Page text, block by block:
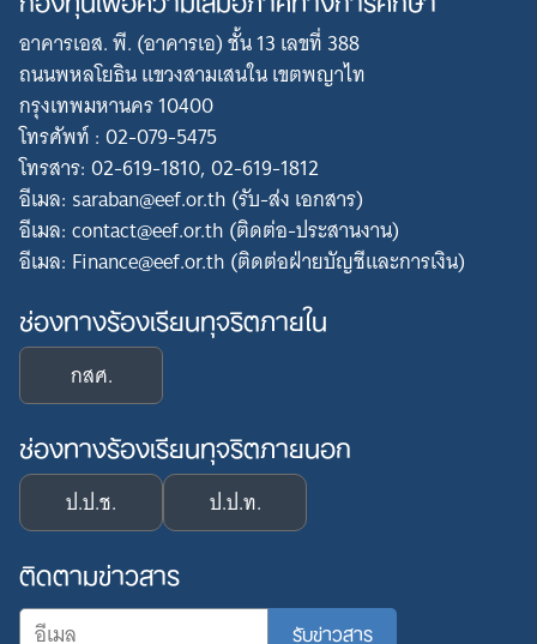
อาคารเอส. พี. (อาคารเอ) ชั้น 13 เลขที่ 388
ถนนพหลโยธิน แขวงสามเสนใน เขตพญาไท
กรุงเทพมหานคร 10400
โทรศัพท์ : 02-079-5475
โทรสาร: 02-619-1810, 02-619-1812
อีเมล: saraban@eef.or.th (รับ-ส่ง เอกสาร)
อีเมล: contact@eef.or.th (ติดต่อ-ประสานงาน)
อีเมล: Finance@eef.or.th (ติดต่อฝ่ายบัญชีและการเงิน)
ช่องทางร้องเรียนทุจริตภายใน
กสศ.
ช่องทางร้องเรียนทุจริตภายนอก
ป.ป.ช. ป.ป.ท.
ติดตามข่าวสาร